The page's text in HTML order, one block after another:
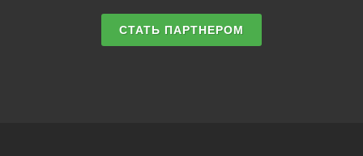
СТАТЬ ПАРТНЕРОМ